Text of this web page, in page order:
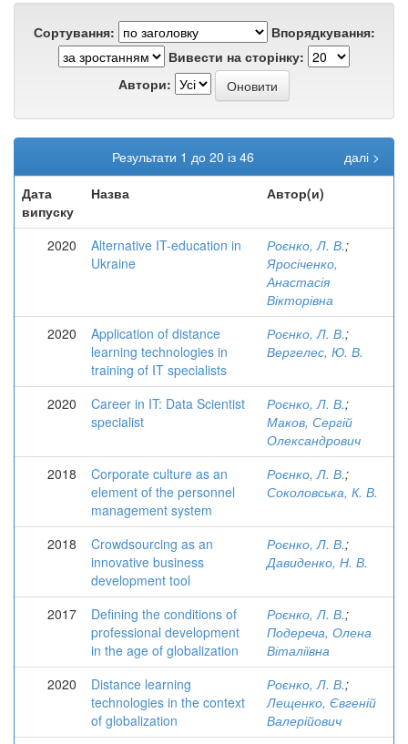
Сортування:
Впорядкування:
Вивести на сторінку:
Автори:
Результати 1 до 20 із 46
далі >
Дата
випуску
Назва Автор(и)
2020
Alternative IT-education in
Ukraine
Роєнко, Л. В.;
Яросіченко,
Анастасія
Вікторівна
2020
Application of distance
learning technologies in
training of IT specialists
Роєнко, Л. В.;
Вергелес, Ю. В.
2020
Career in IT: Data Scientist
specialist
Роєнко, Л. В.;
Маков, Сергій
Олександрович
2018
Corporate culture as an
element of the personnel
management system
Роєнко, Л. В.;
Соколовська, К. В.
2018
Crowdsourcing as an
innovative business
development tool
Роєнко, Л. В.;
Давиденко, Н. В.
2017
Defining the conditions of
professional development
in the age of globalization
Роєнко, Л. В.;
Подереча, Олена
Віталіївна
2020
Distance learning
technologies in the context
of globalization
Роєнко, Л. В.;
Лещенко, Євгеній
Валерійович